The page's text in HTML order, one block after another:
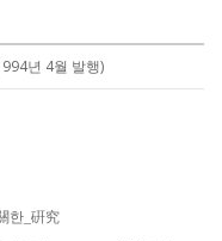
년 4월 발행)
한_硏究